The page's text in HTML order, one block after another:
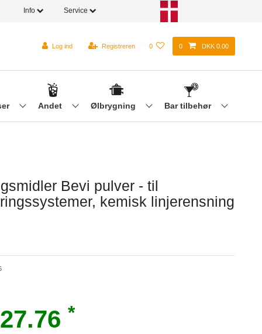
Info Service
Log ind Registreren 0 0 DKK 0.00
Andet Ølbrygning Bar tilbehør
Bevi pulver - til
kemisk linjerensning
*